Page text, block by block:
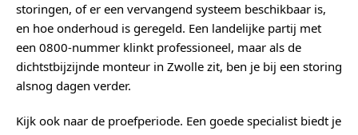
storingen, of er een vervangend systeem beschikbaar is,
en hoe onderhoud is geregeld. Een landelijke partij met
een 0800-nummer klinkt professioneel, maar als de
dichtstbijzijnde monteur in Zwolle zit, ben je bij een storing
alsnog dagen verder.
Kijk ook naar de proefperiode. Een goede specialist biedt je